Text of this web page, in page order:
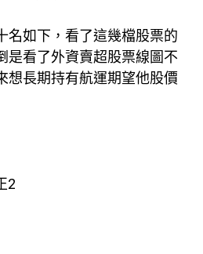
名如下，看了這幾檔股票的
是看了外資賣超股票線圖不
想長期持有航運期望他股價
2